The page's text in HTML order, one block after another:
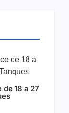
18 a 27